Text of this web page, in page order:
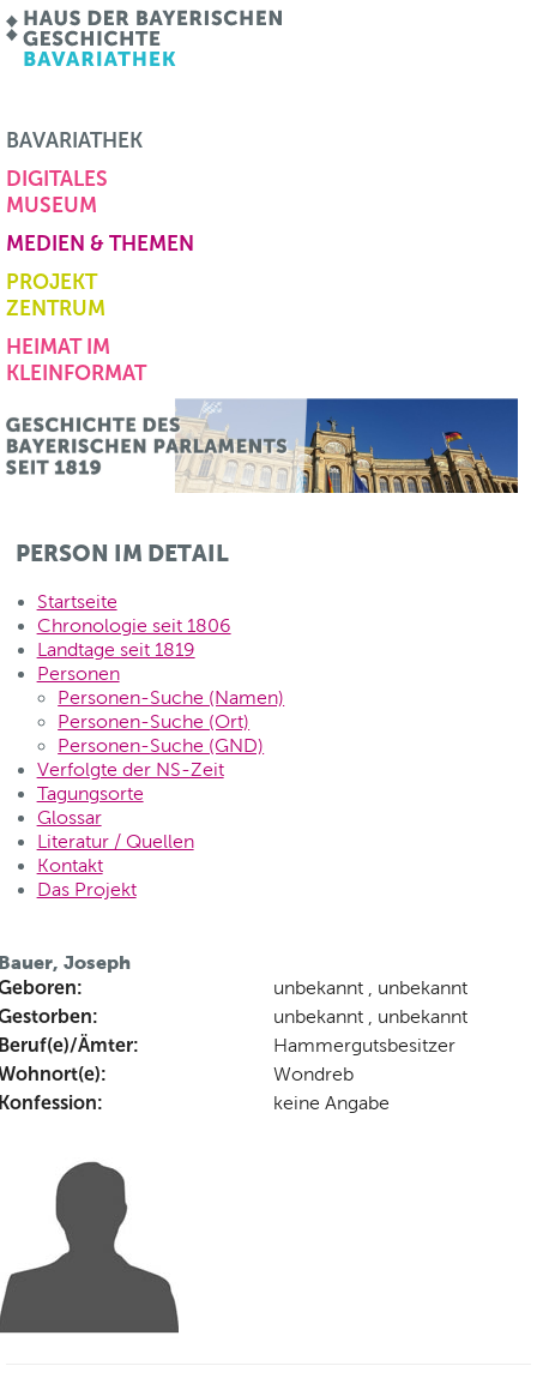
BAVARIATHEK
DIGITALES
MUSEUM
MEDIEN & THEMEN
PROJEKT
ZENTRUM
HEIMAT IM
KLEINFORMAT
PERSON IM DETAIL
Startseite
Chronologie seit 1806
Landtage seit 1819
Personen
Personen-Suche (Namen)
Personen-Suche (Ort)
Personen-Suche (GND)
Verfolgte der NS-Zeit
Tagungsorte
Glossar
Literatur / Quellen
Kontakt
Das Projekt
Joseph
unbekannt , unbekannt
unbekannt , unbekannt
Ämter: Hammergutsbesitzer
Wondreb
keine Angabe